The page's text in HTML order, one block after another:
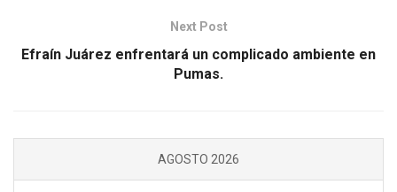
Next Post
Efraín Juárez enfrentará un complicado ambiente en
Pumas.
AGOSTO 2026